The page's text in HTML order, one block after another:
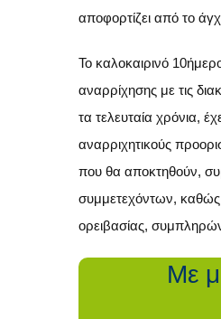
αποφορτίζει από το
To καλοκαιρινό
αναρρίχησης με τις
τα τελευταία χρόνια,
αναρριχητικούς
που θα αποκτηθούν,
συμμετεχόντων,
ορειβασίας,
Με